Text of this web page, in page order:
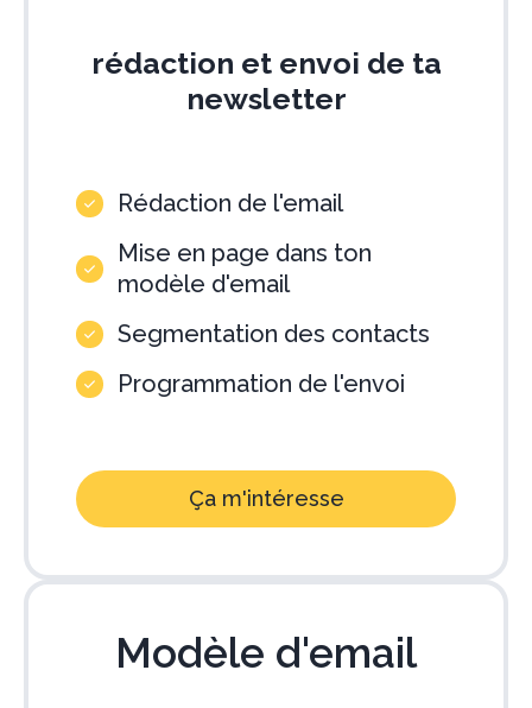
rédaction et envoi de ta
newsletter
Rédaction de l'email
Mise en page dans ton
modèle d'email
Segmentation des contacts
Programmation de l'envoi
Ça m'intéresse
Modèle d'email